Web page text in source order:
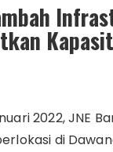
2022, JNE
di